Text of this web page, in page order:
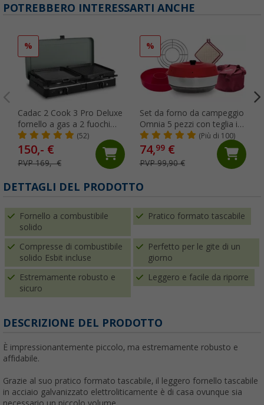
POTREBBERO INTERESSARTI ANCHE
%
Cadac 2 Cook 3 Pro Deluxe
fornello a gas a 2 fuochi
grigio/nero 30 mbar
(52)
150,- €
PVP 169,- €
%
Set da forno da campeggio
Omnia 5 pezzi con teglia in
silicone, griglia, borsa per il
trasporto e guanti da forno
(Più di 100)
74,99€
PVP 99,90 €
DETTAGLI DEL PRODOTTO
Fornello a combustibile
solido
Pratico formato tascabile
Compresse di combustibile
solido Esbit incluse
Perfetto per le gite di un
giorno
Estremamente robusto e
sicuro
Leggero e facile da riporre
DESCRIZIONE DEL PRODOTTO
È impressionantemente piccolo, ma estremamente robusto e
affidabile.
Grazie al suo pratico formato tascabile, il leggero fornello tascabile
in acciaio galvanizzato elettroliticamente è di casa ovunque sia
necessario un piccolo volume.